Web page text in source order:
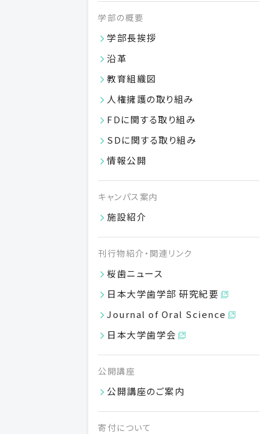
学部の概要
学部長挨拶
沿革
教育組織図
人権擁護の取り組み
FDに関する取り組み
SDに関する取り組み
情報公開
キャンパス案内
施設紹介
刊行物紹介・関連リンク
桜歯ニュース
日本大学歯学部 研究紀要
Journal of Oral Science
日本大学歯学会
公開講座
公開講座のご案内
寄付について
令和８年度第３回進学相談会（8/23開催）申込必須
高校生や保護者を主な対象とした進学相談会を開催いたしま
学部案内2027パンフレット